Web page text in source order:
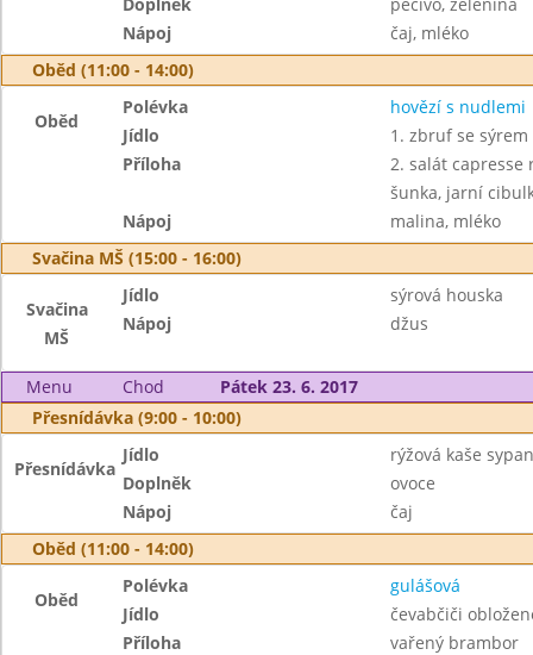
Nápoj
čaj, mléko
Oběd (11:00 - 14:00)
Oběd
Polévka
hovězí s nudlemi
Jídlo
1. zbruf se
Příloha
2. salát capresse
šunka, jarní
Nápoj
malina, mléko
Svačina MŠ (15:00 - 16:00)
Svačina
MŠ
Jídlo
sýrová houska
Nápoj
džus
Menu Chod
Pátek 23. 6. 2017
Přesnídávka (9:00 - 10:00)
Přesnídávka
Jídlo
rýžová kaše
Doplněk
ovoce
Nápoj
čaj
Oběd (11:00 - 14:00)
Oběd
Polévka
gulášová
Jídlo
čevabčiči
Příloha
vařený brambor